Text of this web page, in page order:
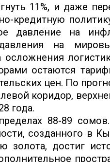
11%, и даже
кредитную
давление на
на
остаются
цен. По
коридор,
года.
88-89
созданного в
золота, достиг